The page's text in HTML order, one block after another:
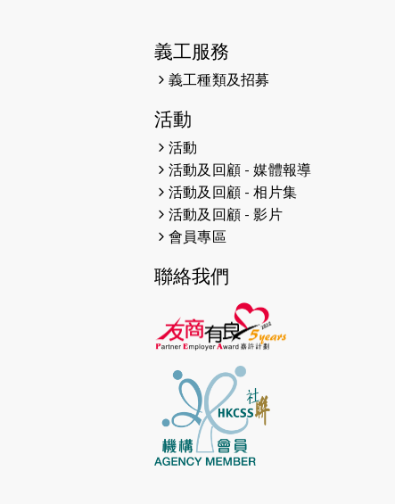
猛龍長跑隊恆常練習 - 6月18日
（19:00開始）打風取消
猛龍長跑隊恆常練習 - 6月11日
（19:00開始）
猛龍長跑隊恆常練習 - 6月4日
（19:00開始）
猛龍長跑隊恆常練習 - 5月28日
（19:00開始）
猛龍戈壁慈善行 2026
猛龍長跑隊恆常練習 - 5月21日
（19:00開始）
猛龍長跑隊恆常練習 - 5月14日
（19:00開始）
猛龍長跑隊恆常練習 - 5月7日
（19:00開始）
義工服務
義工種類及招募
活動
活動
活動及回顧 - 媒體報導
活動及回顧 - 相片集
活動及回顧 - 影片
會員專區
聯絡我們